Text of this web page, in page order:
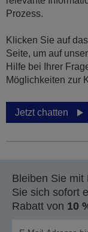
Prozess.
Klicken Sie auf
Seite, um auf
Hilfe bei Ihrer
Möglichkeiten zur
Jetzt chatten
Bleiben Sie mit
Sie sich sofort
Rabatt von 10